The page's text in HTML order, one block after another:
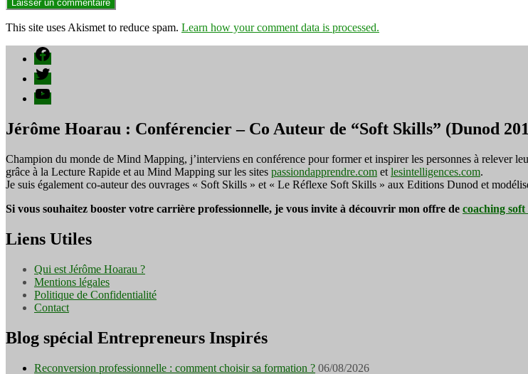
This site uses Akismet to reduce spam. Learn how your comment data is processed.
Facebook
Twitter
YouTube
Jérôme Hoarau : Conférencier – Co Auteur de “Soft Skills” (Dunod
Champion du monde de Mind Mapping, j’interviens en conférence pour former et inspirer les personnes à relever
grâce à la Lecture Rapide et au Mind Mapping sur les sites passiondapprendre.com et lesintelligences.com.
Je suis également co-auteur des ouvrages « Soft Skills » et « Le Réflexe Soft Skills » aux Editions Dunod et
Si vous souhaitez booster votre carrière professionnelle, je vous invite à découvrir mon offre de coaching soft
Liens Utiles
Qui est Jérôme Hoarau ?
Mentions légales
Politique de Confidentialité
Contact
Blog spécial Entrepreneurs Inspirés
Reconversion professionnelle : comment choisir sa formation ? 06/08/2026